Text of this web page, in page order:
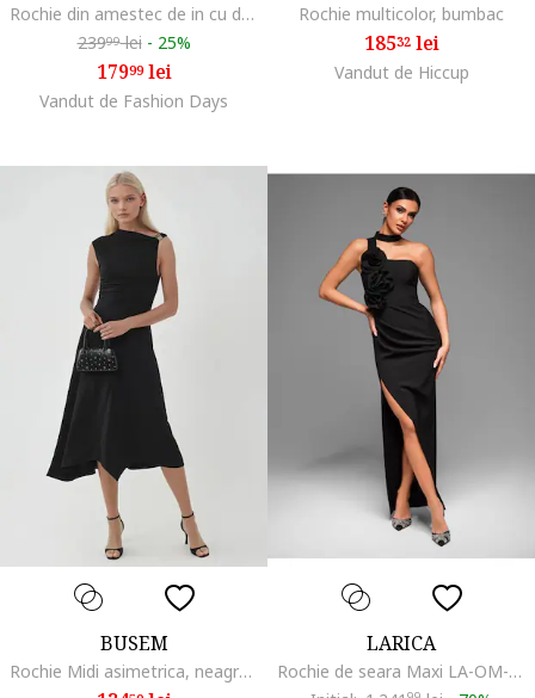
Rochie din amestec de in cu decolteu pe un umar, Rosu vermillion
23999lei - 25%
17999lei
Vandut de Fashion Days
Rochie multicolor, bumbac
18532lei
Vandut de Hiccup
BUSEM
Rochie Midi asimetrica, neagra, jerseu
LARICA
Rochie de seara Maxi LA-OM-DLR063, Negru